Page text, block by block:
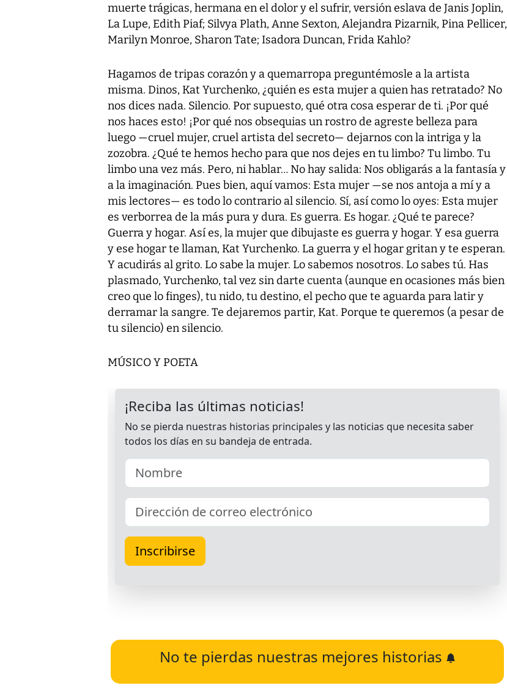
muerte trágicas, hermana en el dolor y el sufrir, versión eslava de Janis Joplin,
La Lupe, Edith Piaf; Silvya Plath, Anne Sexton, Alejandra Pizarnik, Pina Pellicer,
Marilyn Monroe, Sharon Tate; Isadora Duncan, Frida Kahlo?
Hagamos de tripas corazón y a quemarropa preguntémosle a la artista
misma. Dinos, Kat Yurchenko, ¿quién es esta mujer a quien has retratado? No
nos dices nada. Silencio. Por supuesto, qué otra cosa esperar de ti. ¡Por qué
nos haces esto! ¡Por qué nos obsequias un rostro de agreste belleza para
luego —cruel mujer, cruel artista del secreto— dejarnos con la intriga y la
zozobra. ¿Qué te hemos hecho para que nos dejes en tu limbo? Tu limbo. Tu
limbo una vez más. Pero, ni hablar… No hay salida: Nos obligarás a la fantasía y
a la imaginación. Pues bien, aquí vamos: Esta mujer —se nos antoja a mí y a
mis lectores— es todo lo contrario al silencio. Sí, así como lo oyes: Esta mujer
es verborrea de la más pura y dura. Es guerra. Es hogar. ¿Qué te parece?
Guerra y hogar. Así es, la mujer que dibujaste es guerra y hogar. Y esa guerra
y ese hogar te llaman, Kat Yurchenko. La guerra y el hogar gritan y te esperan.
Y acudirás al grito. Lo sabe la mujer. Lo sabemos nosotros. Lo sabes tú. Has
plasmado, Yurchenko, tal vez sin darte cuenta (aunque en ocasiones más bien
creo que lo finges), tu nido, tu destino, el pecho que te aguarda para latir y
derramar la sangre. Te dejaremos partir, Kat. Porque te queremos (a pesar de
tu silencio) en silencio.
MÚSICO Y POETA
No te pierdas nuestras mejores historias